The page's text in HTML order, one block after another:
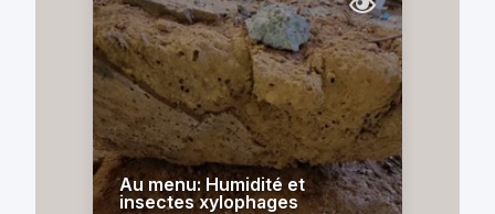
Au menu: Humidité et
insectes xylophages